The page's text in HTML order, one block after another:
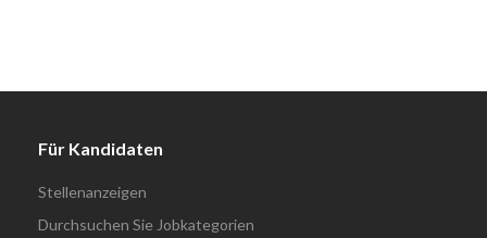
Für Kandidaten
Stellenanzeigen
Durchsuchen Sie Jobkategorien